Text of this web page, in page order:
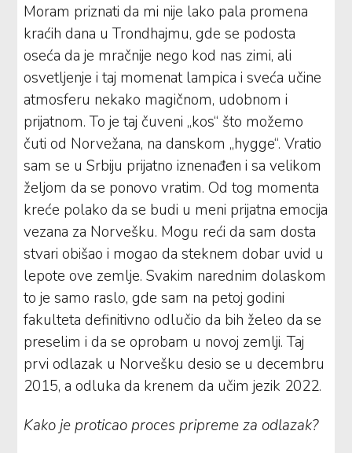
Moram priznati da mi nije lako pala promena
kraćih dana u Trondhajmu, gde se podosta
oseća da je mračnije nego kod nas zimi, ali
osvetljenje i taj momenat lampica i sveća učine
atmosferu nekako magičnom, udobnom i
prijatnom. To je taj čuveni „kos“ što možemo
čuti od Norvežana, na danskom „hygge“. Vratio
sam se u Srbiju prijatno iznenađen i sa velikom
željom da se ponovo vratim. Od tog momenta
kreće polako da se budi u meni prijatna emocija
vezana za Norvešku. Mogu reći da sam dosta
stvari obišao i mogao da steknem dobar uvid u
lepote ove zemlje. Svakim narednim dolaskom
to je samo raslo, gde sam na petoj godini
fakulteta definitivno odlučio da bih želeo da se
preselim i da se oprobam u novoj zemlji. Taj
prvi odlazak u Norvešku desio se u decembru
2015, a odluka da krenem da učim jezik 2022.
Kako je proticao proces pripreme za odlazak?